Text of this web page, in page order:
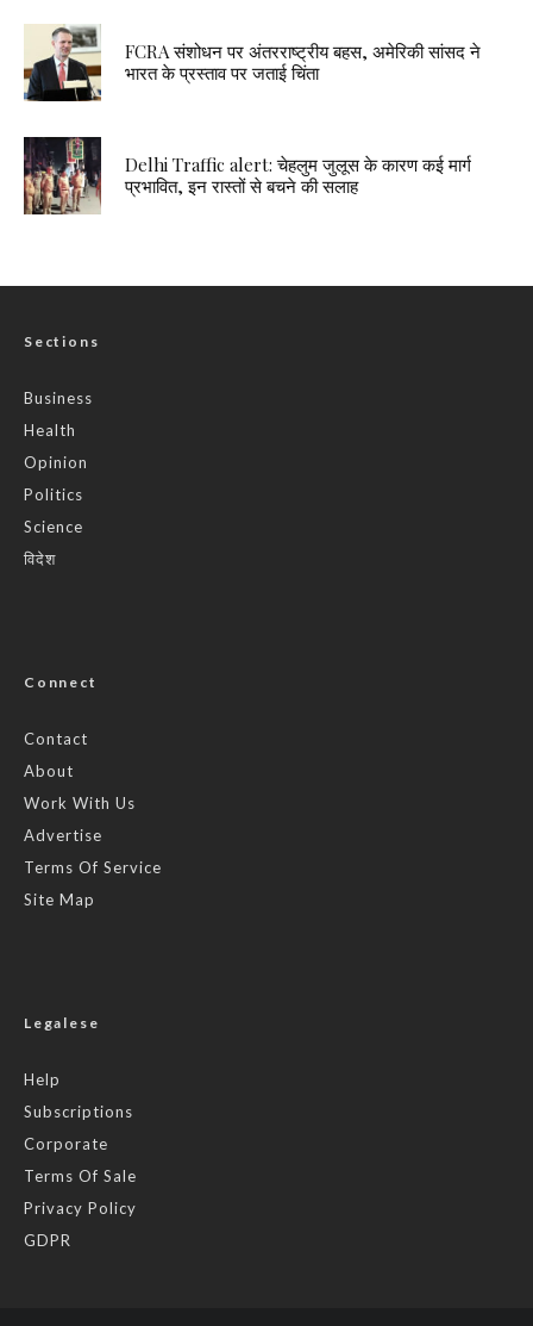
FCRA संशोधन पर अंतरराष्ट्रीय बहस, अमेरिकी सांसद ने
भारत के प्रस्ताव पर जताई चिंता
Delhi Traffic alert: चेहलुम जुलूस के कारण कई मार्ग
प्रभावित, इन रास्तों से बचने की सलाह
Sections
Business
Health
Opinion
Politics
Science
विदेश
Connect
Contact
About
Work With Us
Advertise
Terms Of Service
Site Map
Legalese
Help
Subscriptions
Corporate
Terms Of Sale
Privacy Policy
GDPR